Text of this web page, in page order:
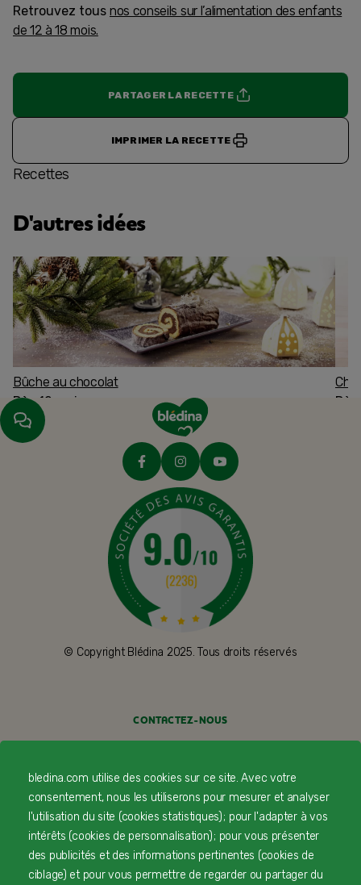
Retrouvez tous nos conseils sur l’alimentation des enfants
de 12 à 18 mois.
PARTAGER LA RECETTE
IMPRIMER LA RECETTE
Recettes
D'autres idées
Bûche au chocolat
Dès 12 mois
© Copyright Blédina 2025. Tous droits réservés
CONTACTEZ-NOUS
PAIEMENT SÉCURISÉ
PROFESSIONNELS DE SANTÉ
FAQ
bledina.com utilise des cookies sur ce site. Avec votre
consentement, nous les utiliserons pour mesurer et analyser
l'utilisation du site (cookies statistiques) ; pour l'adapter à vos
intérêts (cookies de personnalisation) ; pour vous présenter
des publicités et des informations pertinentes (cookies de
ciblage) et pour vous permettre de regarder ou partager du